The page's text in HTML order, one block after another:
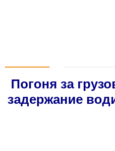
Погоня за
задержание